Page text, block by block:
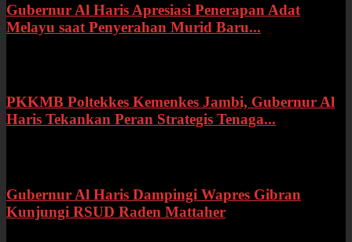
Gubernur Al Haris Apresiasi Penerapan Adat
Melayu saat Penyerahan Murid Baru...
PKKMB Poltekkes Kemenkes Jambi, Gubernur Al
Haris Tekankan Peran Strategis Tenaga...
Gubernur Al Haris Dampingi Wapres Gibran
Kunjungi RSUD Raden Mattaher